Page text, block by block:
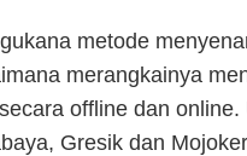
metode
merangkainya
offline dan
Gresik dan